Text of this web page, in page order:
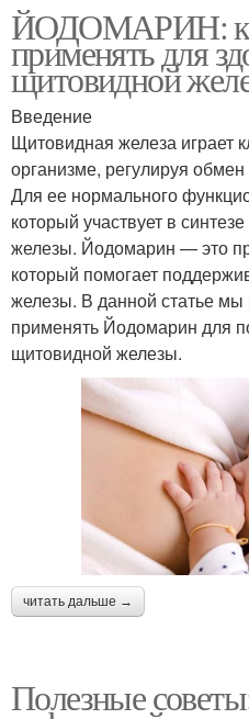
ЙОДОМАРИН:
применять для
щитовидной
Введение
Щитовидная железа играет
организме, регулируя
Для ее нормального
который участвует в
железы. Йодомарин — это
который помогает
железы. В данной статье
применять Йодомарин для
щитовидной железы.
читать дальше →
Полезные